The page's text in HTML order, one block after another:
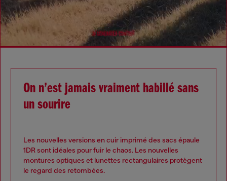
On n’est jamais vraiment habillé sans
un sourire
Les nouvelles versions en cuir imprimé des sacs épaule
1DR sont idéales pour fuir le chaos. Les nouvelles
montures optiques et lunettes rectangulaires protègent
le regard des retombées.